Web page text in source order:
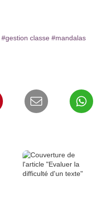
#gestion classe #mandalas